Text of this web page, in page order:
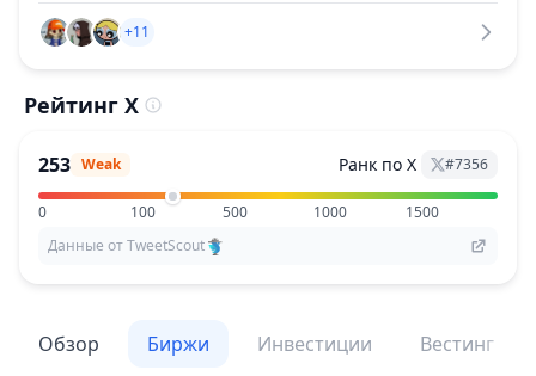
+11
Рейтинг X
253 Weak Ранк по X #7356
0 100 500 1000
1500
Данные от TweetScout
Обзор Биржи Инвестиции Вестинг